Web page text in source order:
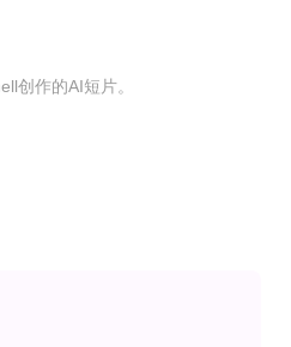
创作的AI短片。